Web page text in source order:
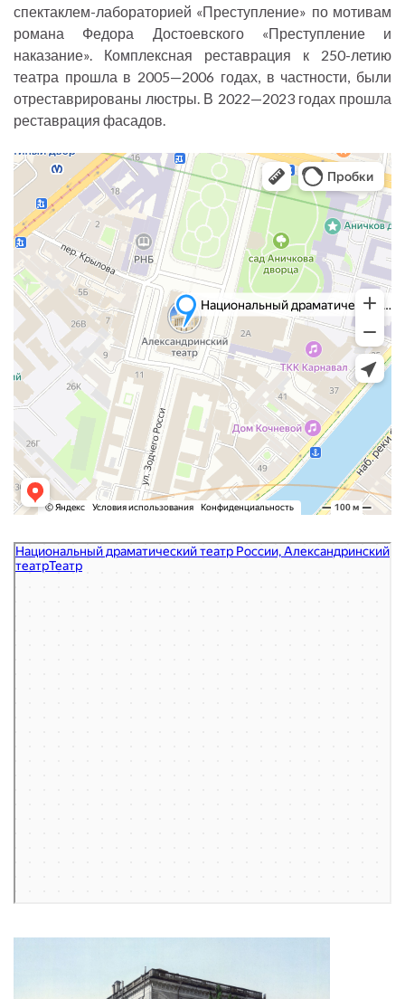
спектаклем-лабораторией «Преступление» по мотивам
романа Федора Достоевского «Преступление и
наказание». Комплексная реставрация к 250-летию
театра прошла в 2005—2006 годах, в частности, были
отреставрированы люстры. В 2022—2023 годах прошла
реставрация фасадов.
Национальный драматический театр России, Александринский театр
Театр в Санкт‑Петербурге